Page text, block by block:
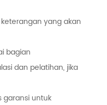
yang akan
bagian
dan pelatihan, jika
garansi untuk